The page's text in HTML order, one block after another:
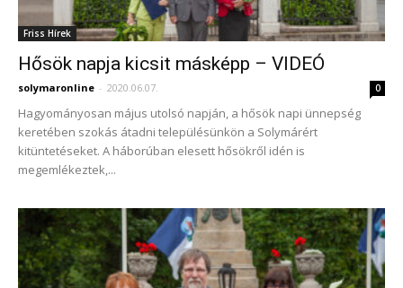
Friss Hírek
Hősök napja kicsit másképp – VIDEÓ
solymaronline - 2020.06.07. 0
Hagyományosan május utolsó napján, a hősök napi ünnepség
keretében szokás átadni településünkön a Solymárért
kitüntetéseket. A háborúban elesett hősökről idén is
megemlékeztek,...